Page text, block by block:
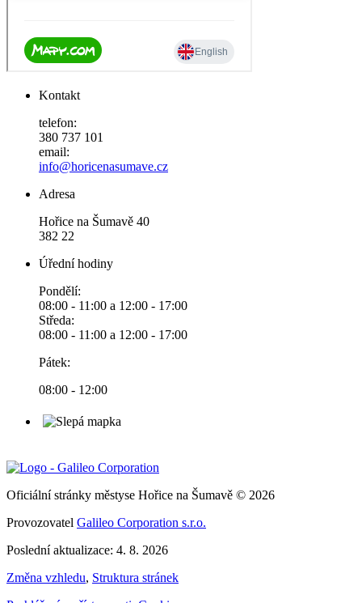
Kontakt
telefon:
380 737 101
email:
info@horicenasumave.cz
Adresa
Hořice na Šumavě 40
382 22
Úřední hodiny
Pondělí:
08:00 - 11:00 a 12:00 - 17:00
Středa:
08:00 - 11:00 a 12:00 - 17:00
Pátek:
08:00 - 12:00
Oficiální stránky městyse Hořice na Šumavě © 2026
Provozovatel Galileo Corporation s.r.o.
Poslední aktualizace: 4. 8. 2026
Změna vzhledu, Struktura stránek